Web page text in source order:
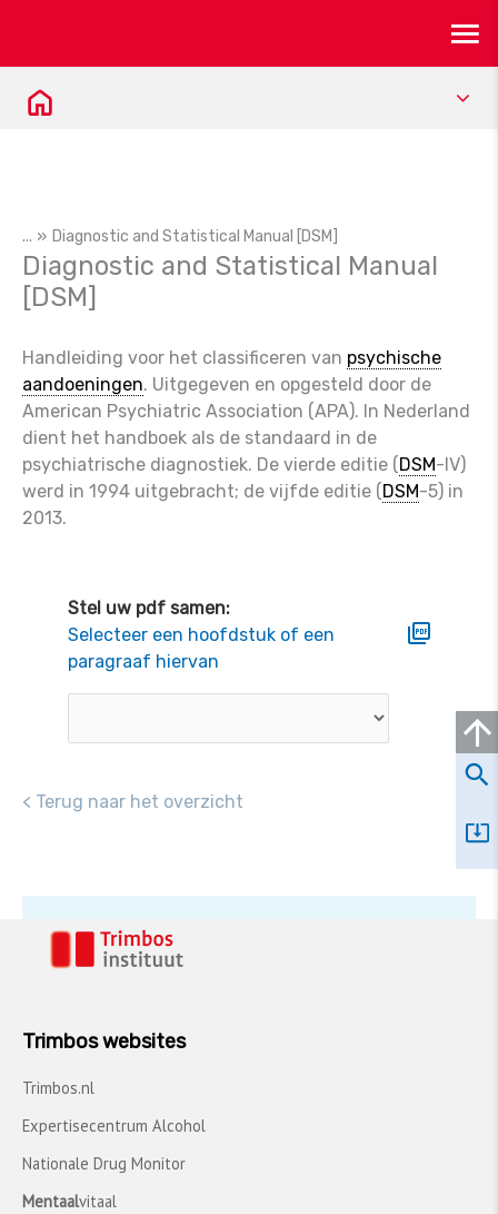
content
... Diagnostic and Statistical Manual [DSM]
Diagnostic and Statistical Manual
[DSM]
Handleiding voor het classificeren van psychische
aandoeningen. Uitgegeven en opgesteld door de
American Psychiatric Association (APA). In Nederland
dient het handboek als de standaard in de
psychiatrische diagnostiek. De vierde editie ( DSM-IV)
werd in 1994 uitgebracht; de vijfde editie ( DSM-5) in
2013.
Stel uw pdf samen:
Selecteer een hoofdstuk of een
paragraaf hiervan
< Terug naar het overzicht
Trimbos websites
Trimbos.nl
Expertisecentrum Alcohol
Nationale Drug Monitor
Mentaalvitaal